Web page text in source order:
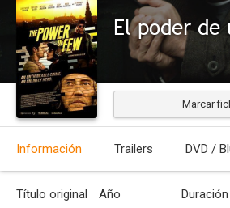
El poder de
Marcar
Información Trailers DVD /
Título original Año Duración